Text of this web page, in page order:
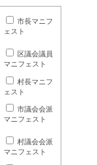
市長マニフ
ェスト
区議会議員
マニフェスト
村長マニフ
ェスト
市議会会派
マニフェスト
村議会会派
マニフェスト